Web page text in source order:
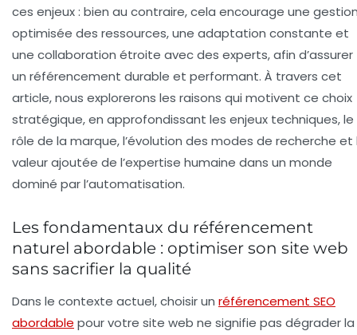
ces enjeux : bien au contraire, cela encourage une
optimisée des ressources, une adaptation constante et
une collaboration étroite avec des experts, afin d’assurer
un référencement durable et performant. À travers cet
article, nous explorerons les raisons qui motivent ce choix
stratégique, en approfondissant les enjeux techniques, le
rôle de la marque, l’évolution des modes de recherche et
valeur ajoutée de l’expertise humaine dans un monde
dominé par l’automatisation.
Les fondamentaux du référencement
naturel abordable : optimiser son site web
sans sacrifier la qualité
Dans le contexte actuel, choisir un référencement SEO
abordable pour votre site web ne signifie pas dégrader la